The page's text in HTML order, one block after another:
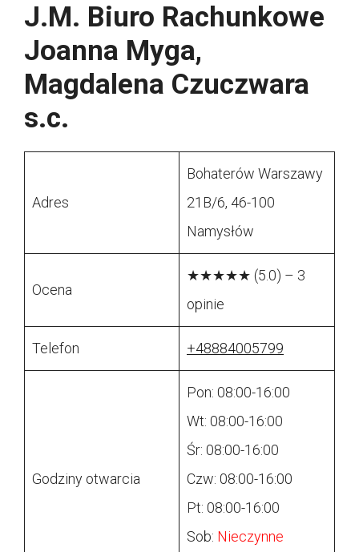
J.M. Biuro Rachunkowe
Joanna Myga,
Magdalena Czuczwara
s.c.
Adres
Bohaterów Warszawy
21B/6, 46-100
Namysłów
Ocena
★★★★★ (5.0) – 3
opinie
Telefon +48884005799
Godziny otwarcia
Pon: 08:00-16:00
Wt: 08:00-16:00
Śr: 08:00-16:00
Czw: 08:00-16:00
Pt: 08:00-16:00
Sob: Nieczynne